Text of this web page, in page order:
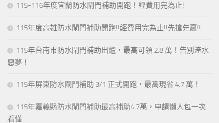
115-116年度宜蘭防水閘門補助開跑！經費用完為止!
115年度高雄防水閘門補助開跑!!經費用完為止!!先搶先贏!!
115年台南市防水閘門補助出爐，最高可領 2.8 萬！告別淹水
惡夢！
115年屏東防水閘門補助 3/1 正式開跑，最高現省 4.7 萬！
115年嘉義縣防水閘門補助最高補助4.7萬，申請懶人包一次
看懂